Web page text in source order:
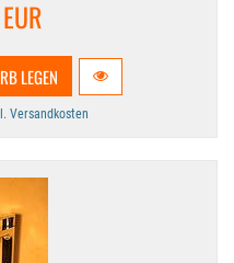
LEGEN
Versandkosten